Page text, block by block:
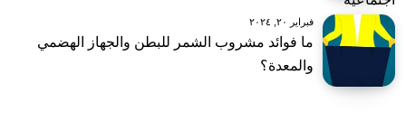
فبراير ٢٠, ٢٠٢٤
ما فوائد مشروب الشمر للبطن والجهاز الهضمي
والمعدة؟